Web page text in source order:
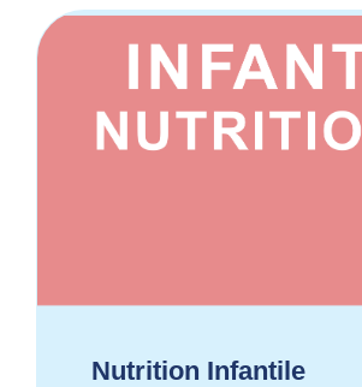
Nutrition Infantile